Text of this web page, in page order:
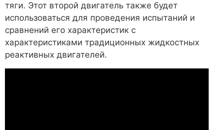
тяги. Этот второй двигатель также будет
использоваться для проведения испытаний и
сравнений его характеристик с
характеристиками традиционных жидкостных
реактивных двигателей.